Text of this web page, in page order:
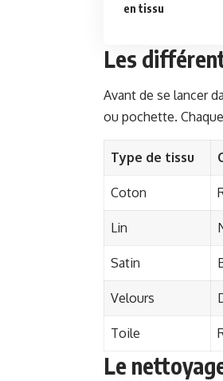
en tissu
Les
Avant de se lancer
ou pochette.
Type de tissu
Coton
Lin
Satin
Velours
Toile
Le